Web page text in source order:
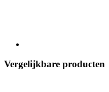
Vergelijkbare producten